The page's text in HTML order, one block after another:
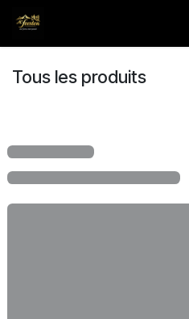
Tous les produits